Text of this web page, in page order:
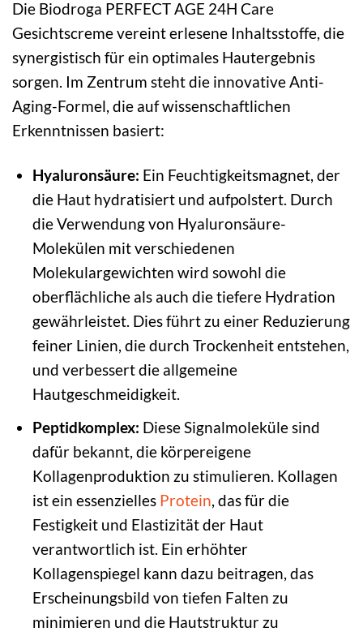
Die Biodroga PERFECT AGE 24H Care
Gesichtscreme vereint erlesene Inhaltsstoffe, die
synergistisch für ein optimales Hautergebnis
sorgen. Im Zentrum steht die innovative Anti-
Aging-Formel, die auf wissenschaftlichen
Erkenntnissen basiert:
Hyaluronsäure: Ein Feuchtigkeitsmagnet, der
die Haut hydratisiert und aufpolstert. Durch
die Verwendung von Hyaluronsäure-
Molekülen mit verschiedenen
Molekulargewichten wird sowohl die
oberflächliche als auch die tiefere Hydration
gewährleistet. Dies führt zu einer Reduzierung
feiner Linien, die durch Trockenheit entstehen,
und verbessert die allgemeine
Hautgeschmeidigkeit.
Peptidkomplex: Diese Signalmoleküle sind
dafür bekannt, die körpereigene
Kollagenproduktion zu stimulieren. Kollagen
ist ein essenzielles Protein, das für die
Festigkeit und Elastizität der Haut
verantwortlich ist. Ein erhöhter
Kollagenspiegel kann dazu beitragen, das
Erscheinungsbild von tiefen Falten zu
minimieren und die Hautstruktur zu